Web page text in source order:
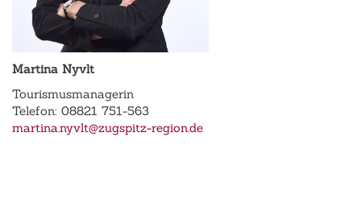
Martina Nyvlt
Tourismusmanagerin
Telefon: 08821 751-563
martina.nyvlt@zugspitz-region.de